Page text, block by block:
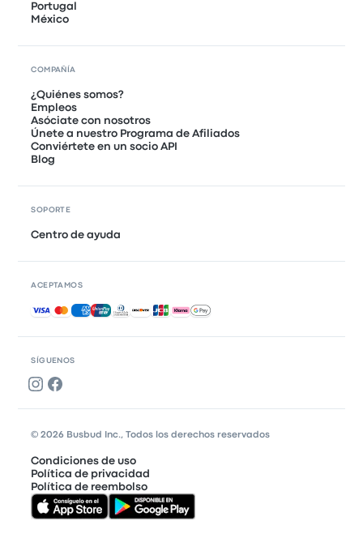
SÍGUENOS
Portugal
México
COMPAÑÍA
¿Quiénes somos?
Empleos
Asóciate con nosotros
Únete a nuestro Programa de Afiliados
Conviértete en un socio API
Blog
SOPORTE
Centro de ayuda
ACEPTAMOS
Pagos aceptados
© 2026 Busbud Inc., Todos los derechos reservados
Condiciones de uso
Política de privacidad
Política de reembolso